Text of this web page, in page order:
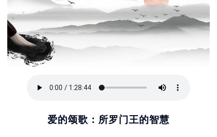
爱的颂歌：所罗门王的智慧